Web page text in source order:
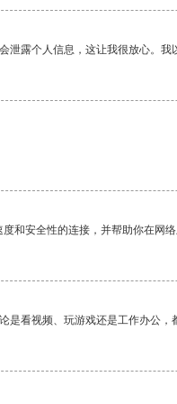
泄露个人信息，这让我很放心。
和安全性的连接，并帮助你在网络
是看视频、玩游戏还是工作办公